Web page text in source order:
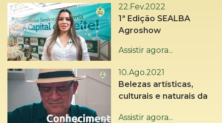
22.Fev.2022
1ª Edição SEALBA
Agroshow
Assistir agora...
10.Ago.2021
Belezas artísticas,
culturais e naturais da
Assistir agora...